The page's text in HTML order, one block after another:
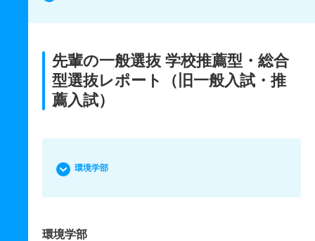
先輩の一般選抜 学校推薦型・総合
型選抜レポート（旧一般入試・推
薦入試）
環境学部
環境学部